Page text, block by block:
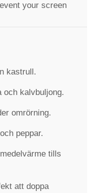
your screen
kastrull.
och kalvbuljong.
omrörning.
peppar.
tills
att doppa